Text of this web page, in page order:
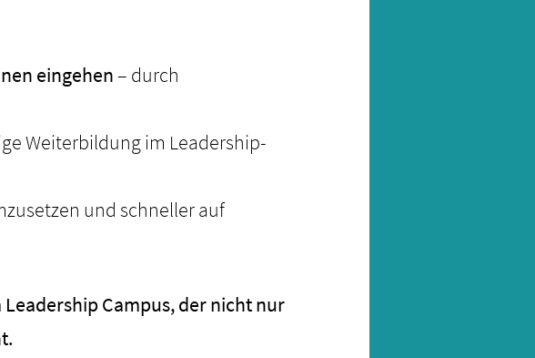
eingehen– durch
Weiterbildung im Leadership-
und schneller auf
Campus, der nicht nur